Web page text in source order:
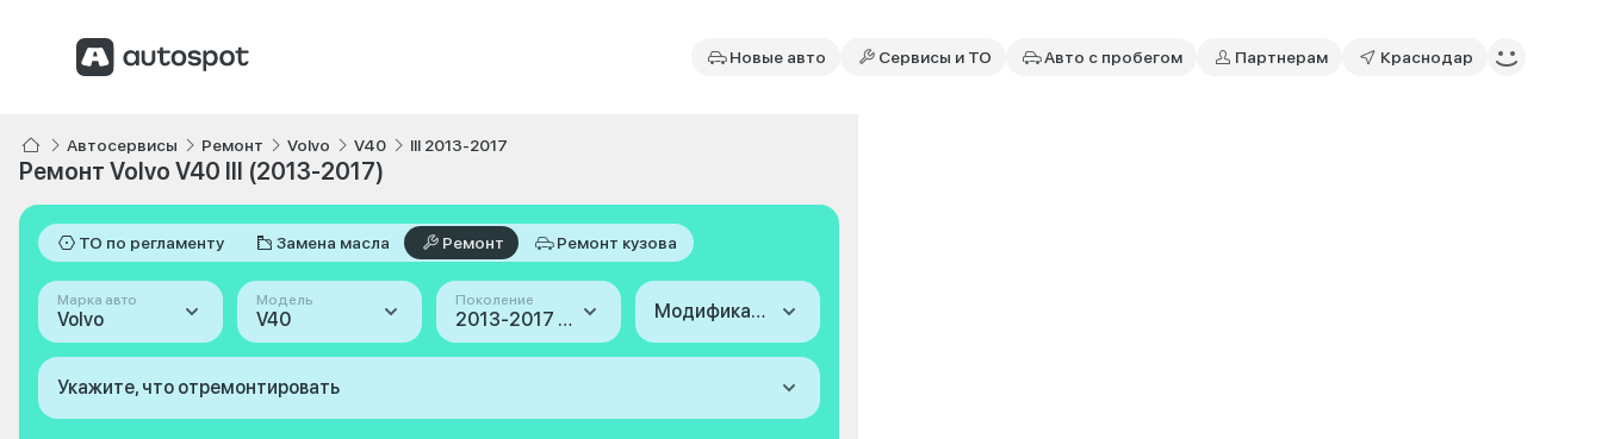
Новые авто Сервисы и ТО Авто с пробегом Партнерам Краснодар
Автосервисы Ремонт Volvo V40 III 2013-2017
Ремонт Volvo V40 III (2013-2017)
ТО по регламенту Замена масла Ремонт Ремонт кузова
Марка авто
Volvo
Модель
V40
Поколение
2013-2017 (III) Модификация
Укажите, что отремонтировать